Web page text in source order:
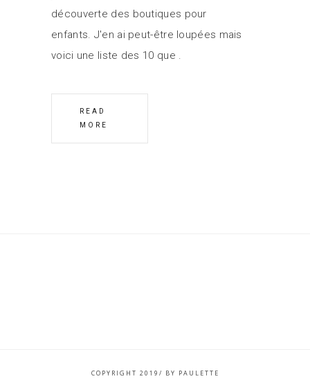
découverte des boutiques pour
enfants. J'en ai peut-être loupées mais
voici une liste des 10 que
READ
MORE
COPYRIGHT 2019/ BY PAULETTE